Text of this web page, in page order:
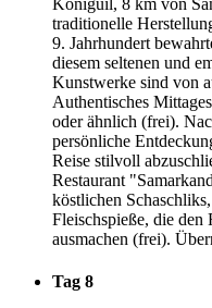
Koniguil, 8 km von
traditionelle
9. Jahrhundert
diesem seltenen und
Kunstwerke sind von
Authentisches
oder ähnlich (frei).
persönliche
Reise stilvoll
Restaurant
köstlichen
Fleischspieße, die den
ausmachen (frei).
Tag 8